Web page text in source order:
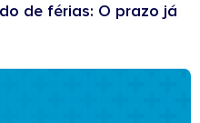
de férias: O prazo já